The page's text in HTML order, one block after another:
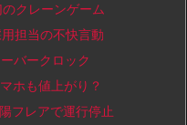
クレーンゲーム
担当の不快言動
バークロック
ホも値上がり？
フレアで運行停止